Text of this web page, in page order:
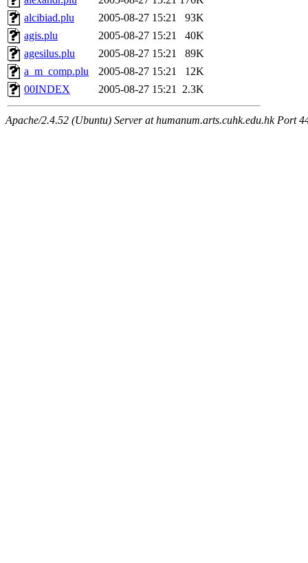
alcibiad.plu
2005-08-27 15:21
93K
agis.plu
2005-08-27 15:21
40K
agesilus.plu
2005-08-27 15:21
89K
a_m_comp.plu
2005-08-27 15:21
12K
00INDEX
2005-08-27 15:21 2.3K
Apache/2.4.52 (Ubuntu) Server at humanum.arts.cuhk.edu.hk Port